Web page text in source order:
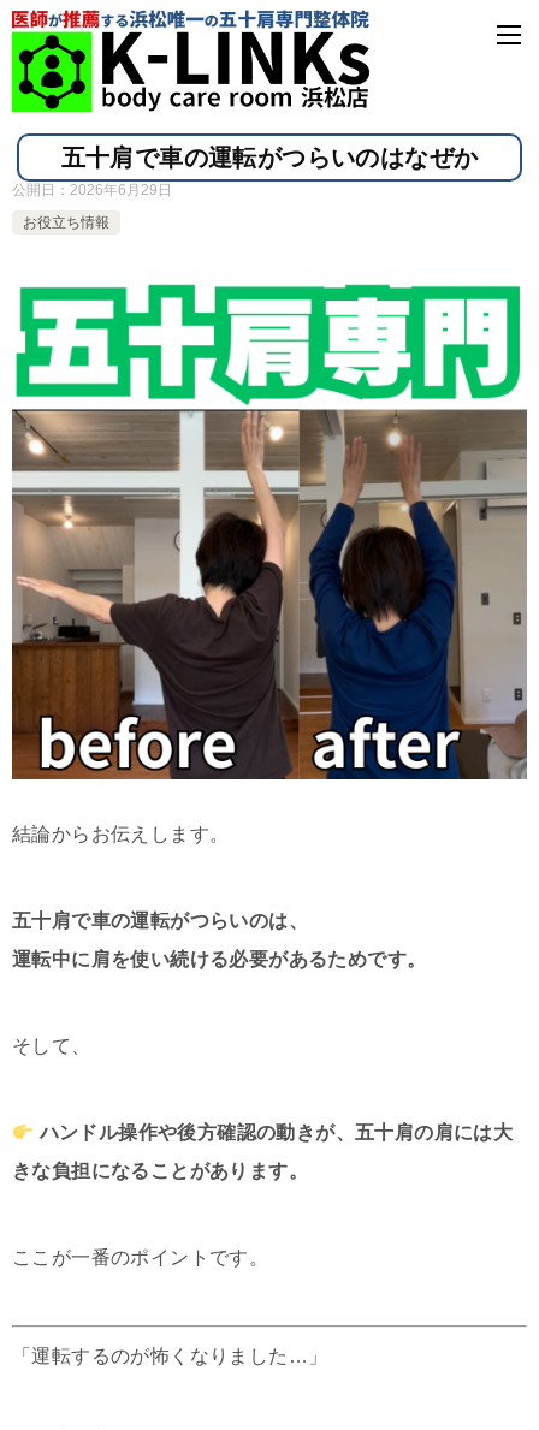
五十肩で車の運転がつらいのはなぜか
公開日： 2026年6月29日
お役立ち情報
結論からお伝えします。
五十肩で車の運転がつらいのは、
運転中に肩を使い続ける必要があるためです。
そして、
ハンドル操作や後方確認の動きが、五十肩の肩には大
きな負担になることがあります。
ここが一番のポイントです。
「運転するのが怖くなりました…」